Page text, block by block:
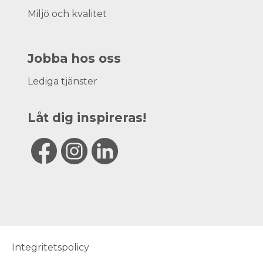
Miljö och kvalitet
Jobba hos oss
Lediga tjänster
Låt dig inspireras!
Integritetspolicy